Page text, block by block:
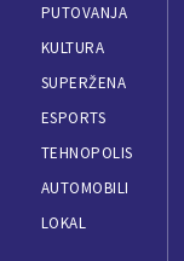
PUTOVANJA
KULTURA
SUPERŽENA
ESPORTS
TEHNOPOLIS
AUTOMOBILI
LOKAL